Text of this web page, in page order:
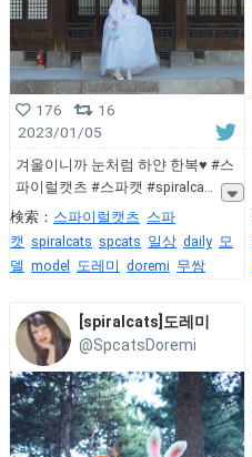
176
16
2023/01/05
겨울이니까 눈처럼 하얀 한복♥ #스
파이럴캣츠 #스파캣 #spiralca
検索： 스파이럴캣츠 스파
캣 spiralcats spcats 일상 daily 모
델 model 도레미 doremi 무쌍
[spiralcats]도레미
@SpcatsDoremi